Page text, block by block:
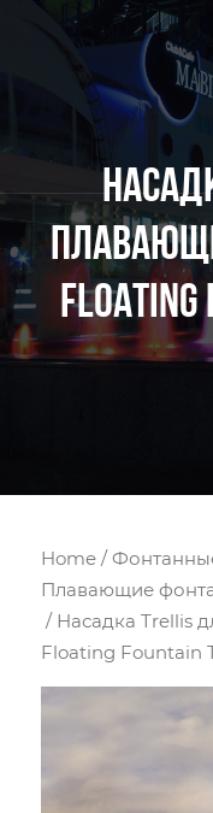
Home /
Плавающие
/ Насадка Trellis
Floating Fountain